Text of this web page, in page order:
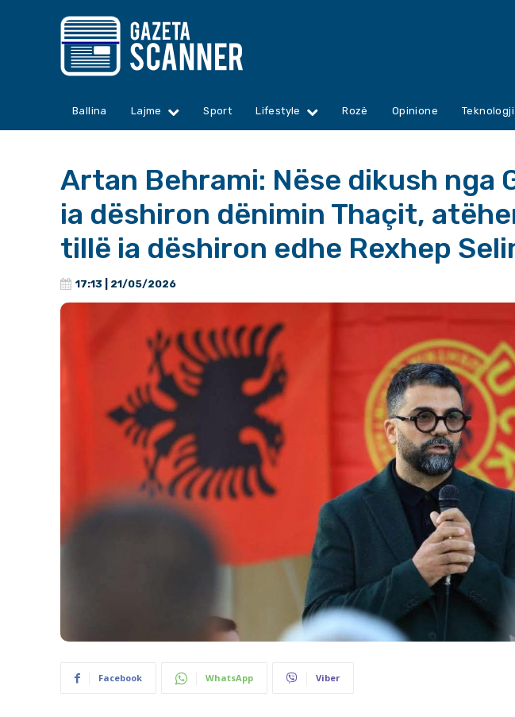
Ballina Lajme Sport Lifestyle Rozë Opinione Teknologji
Artan Behrami: Nëse dikush nga
ia dëshiron dënimin Thaçit,
tillë ia dëshiron edhe Rexhep
17:13 | 21/05/2026
Facebook WhatsApp Viber